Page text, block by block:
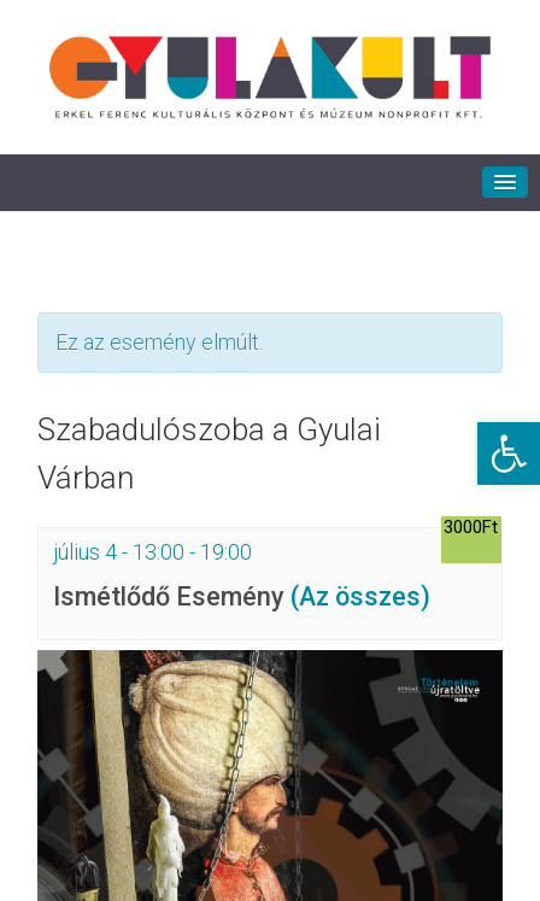
Ez az esemény elmúlt.
Szabadulószoba a Gyulai
Várban
július 4 - 13:00 - 19:00
Ismétlődő Esemény (Az összes)
3000Ft